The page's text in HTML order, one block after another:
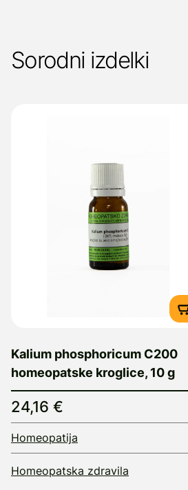
Sorodni izdelki
Kalium phosphoricum C200
homeopatske kroglice, 10 g
24,16 €
Homeopatija
Homeopatska zdravila